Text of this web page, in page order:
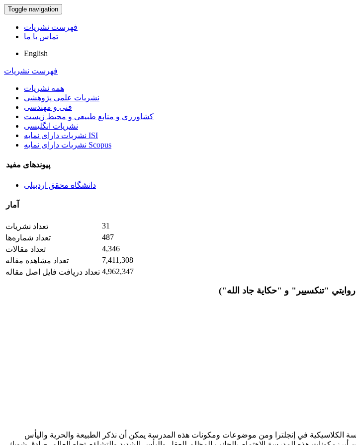
Toggle navigation
فهرست نشریات
تماس با ما
English
فهرست نشریات
همه نشریات
نشریات علمی پژوهشی
فنی و مهندسی
کشاورزی و منابع طبیعی و محیط زیست
نشریات انگلیسی
نشریات دارای نمایه ISI
نشریات دارای نمایه Scopus
پیوندهای مفید
دانشگاه محقق اردبیلی
آمار
تعداد نشریات
31
تعداد شماره‌ها
487
تعداد مقالات
4,346
تعداد مشاهده مقاله
7,411,308
تعداد دریافت فایل اصل مقاله 4,962,347
"تنکسیير" و "حکایة جاد الله")
الكلاسيكية في إنجلترا ومن موضوعات ومكونات هذه المدرسة يمكن أن نذكر الطبيعة والحرية واليأس